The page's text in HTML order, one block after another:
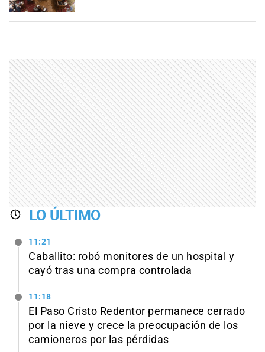
LO ÚLTIMO
11:21
Caballito: robó monitores de un hospital y
cayó tras una compra controlada
11:18
El Paso Cristo Redentor permanece cerrado
por la nieve y crece la preocupación de los
camioneros por las pérdidas